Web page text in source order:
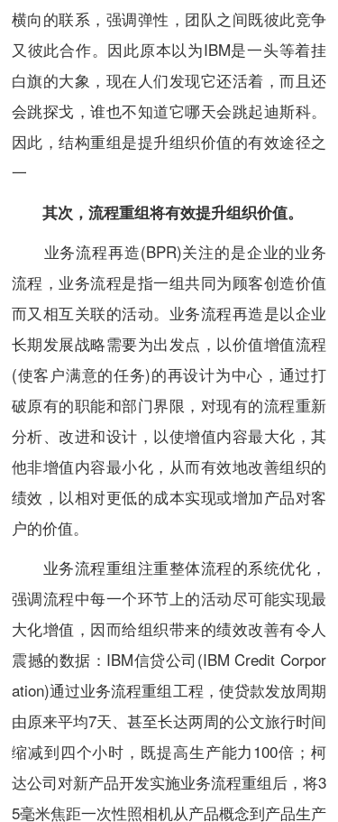
横向的联系，强调弹性， 团队之间既彼此竞争
又彼此合作。因此原本以为IBM是一头等着挂
白旗的大象，现在人们发现它还活着，而且还
会跳探戈，谁也不知道它哪天会跳起迪斯科。
因此，结构重组是提升组织价值的有效途径之
一
其次，流程重组将有效提升组织价值。
业务流程再造(BPR)关注的是企业的业务
流程 ，业务流程是指一组共同为顾客创造价值
而又相互关联的活动。业务流程再造是以企业
长期发展战略需要为出发点，以价值增值流程
(使客户满意的任务)的再设计为中心，通过打
破原有的职能和部门界限，对现有的流程重新
分析、改进和设计，以使增值内容最大化，其
他非增值内容最小化，从而有效地改善组织的
绩效 ，以相对更低的成本实现或增加产品对客
户的价值。
业务流程重组注重整体流程的系统优化，
强调流程中每一个环节上的活动尽可能实现最
大化增值，因而给组织带来的绩效改善有令人
震撼的数据：IBM信贷公司(IBM Credit Corpor
ation)通过业务流程重组工程，使贷款发放周期
由原来平均7天、甚至长达两周的公文旅行时间
缩减到四个小时，既提高生产能力100倍； 柯
达公司对新产品开发实施业务流程重组后，将3
5毫米焦距一次性照相机从产品概念到产品生产